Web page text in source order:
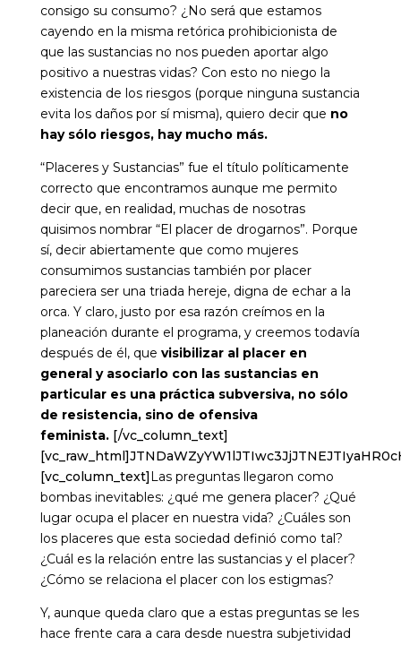
consigo su consumo? ¿No será que estamos
cayendo en la misma retórica prohibicionista de
que las sustancias no nos pueden aportar algo
positivo a nuestras vidas? Con esto no niego la
existencia de los riesgos (porque ninguna sustancia
evita los daños por sí misma), quiero decir que no
hay sólo riesgos, hay mucho más.
“Placeres y Sustancias” fue el título políticamente
correcto que encontramos aunque me permito
decir que, en realidad, muchas de nosotras
quisimos nombrar “El placer de drogarnos”. Porque
sí, decir abiertamente que como mujeres
consumimos sustancias también por placer
pareciera ser una triada hereje, digna de echar a la
orca. Y claro, justo por esa razón creímos en la
planeación durante el programa, y creemos todavía
después de él, que visibilizar al placer en
general y asociarlo con las sustancias en
particular es una práctica subversiva, no sólo
de resistencia, sino de ofensiva
feminista. [/vc_column_text]
[vc_column_text] Las preguntas llegaron como
bombas inevitables: ¿qué me genera placer? ¿Qué
lugar ocupa el placer en nuestra vida? ¿Cuáles son
los placeres que esta sociedad definió como tal?
¿Cuál es la relación entre las sustancias y el placer?
¿Cómo se relaciona el placer con los estigmas?
Y, aunque queda claro que a estas preguntas se les
hace frente cara a cara desde nuestra subjetividad